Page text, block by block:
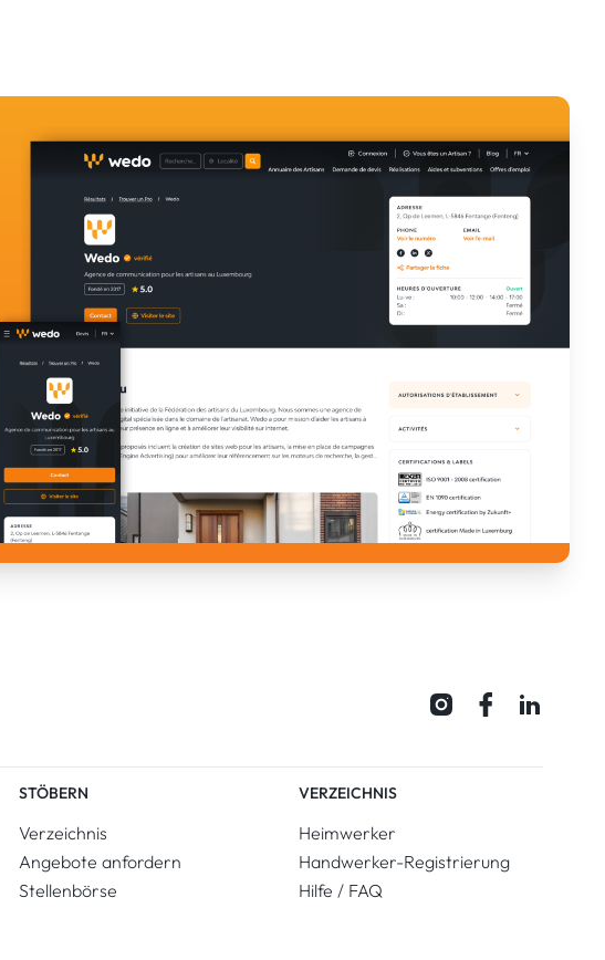
STÖBERN
Verzeichnis
Angebote anfordern
Stellenbörse
VERZEICHNIS
Heimwerker
Handwerker-Registrierung
Hilfe / FAQ